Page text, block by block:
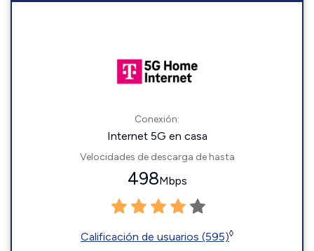
Conexión:
Internet 5G en casa
Velocidades de descarga de hasta
498Mbps
Calificación de usuarios (595)◊